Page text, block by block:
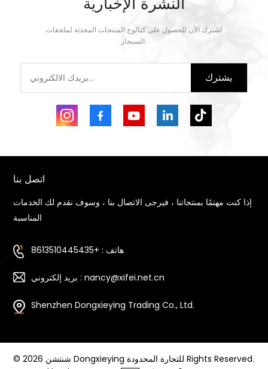
اشترك الآن للحصول على كتالوج المنتجات المحدثة لملحقات
السيجار.
يشترك
اتصل بنا
إذا كنت مهتمًا بمنتجاتنا ، فيرجى الاتصال بنا ، وسوف نقدم لك الخدمات
المناسبة
هاتف : +8613510445435
بريد إلكتروني : nancy@xifei.net.cn
Shenzhen Dongxieying Trading Co., Ltd.
© 2026 شنتشن Dongxieying للتجارة المحدودة Rights Reserved.